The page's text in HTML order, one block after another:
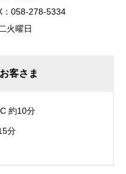
058-278-5334
火曜日
客さま
約10分
分